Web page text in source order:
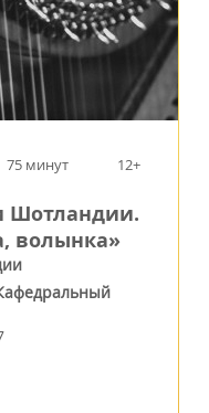
75 минут 12+
Шотландии.
волынка»